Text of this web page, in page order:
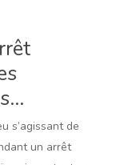
s’agissant de
un arrêt